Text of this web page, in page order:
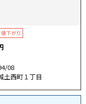
08
土西町１丁目